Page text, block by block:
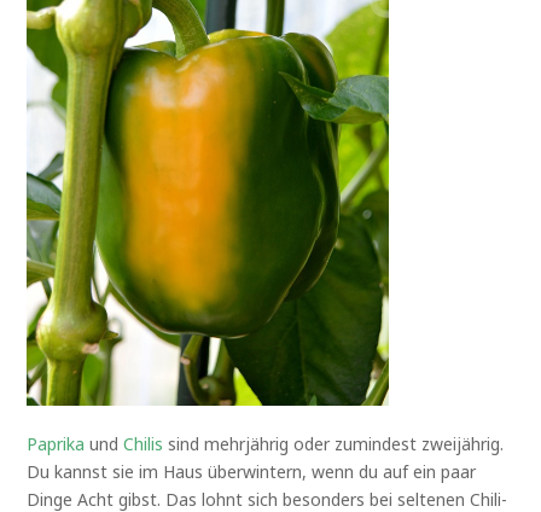
Paprika undChilis sind mehrjährig oder zumindest zweijährig.
Du kannst sie im Haus überwintern, wenn du auf ein paar
Dinge Acht gibst. Das lohnt sich besonders bei seltenen Chili-